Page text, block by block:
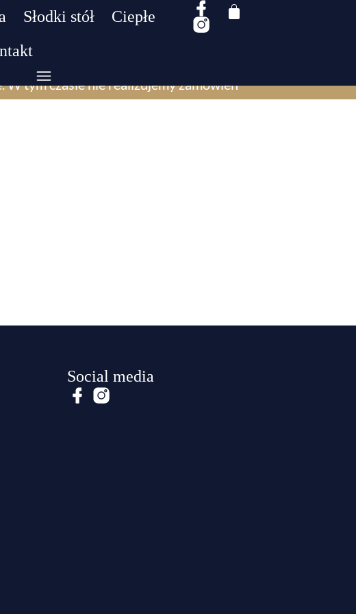
Słodki stół
Ciepłe
tym czasie nie realizujemy zamówień​
Social media